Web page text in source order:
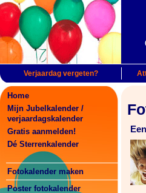
Verjaardag vergeten?
Home
Mijn Jubelkalender /
verjaardagskalender
Gratis aanmelden!
Dé Sterrenkalender
Fotokalender maken
Poster fotokalender